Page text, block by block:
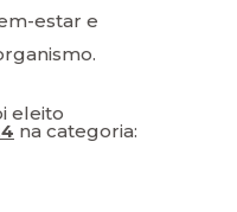
estar e
eleito
na categoria: